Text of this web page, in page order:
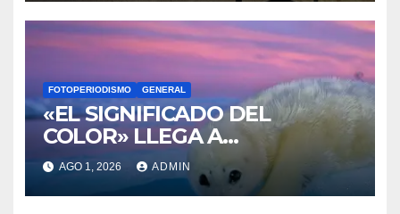
FOTOPERIODISMO GENERAL
«EL SIGNIFICADO DEL
COLOR» LLEGA A
VILLAJOYOSA
AGO 1, 2026 ADMIN